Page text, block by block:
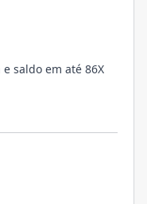
saldo em até 86X